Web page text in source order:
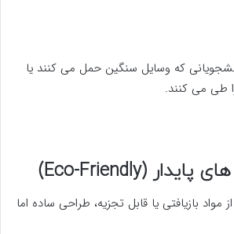
که وسایل سنگین حمل می کنند یا
طی می کنند.
مواد بازیافتی یا قابل تجزیه، طراحی ساده اما